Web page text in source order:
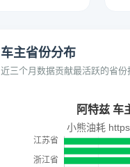
车主省份分布
近三个月数据贡献最活跃的省份